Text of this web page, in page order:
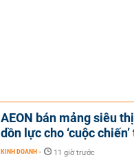
AEON bán mảng siêu
dồn lực cho ‘cuộc
KINH DOANH - 11 giờ trước